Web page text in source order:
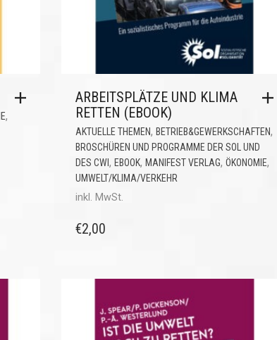
,
ARBEITSPLÄTZE UND KLIMA
RETTEN (EBOOK)
AKTUELLE THEMEN, BETRIEB&GEWERKSCHAFTEN,
BROSCHÜREN UND PROGRAMME DER SOL UND
DES CWI, EBOOK, MANIFEST VERLAG, ÖKONOMIE,
UMWELT/KLIMA/VERKEHR
inkl. MwSt.
€2,00